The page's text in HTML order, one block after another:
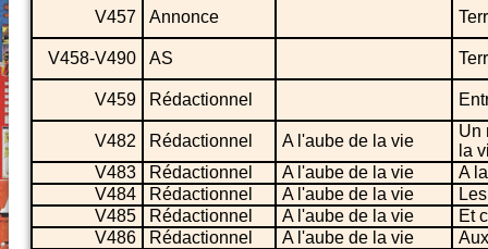
V457
Annonce
V458-V490 AS
V459 Rédactionnel
V482 Rédactionnel A l'aube de la vie
Un
la
V483
Rédactionnel A l'aube de la vie
A
V484
Rédactionnel A l'aube de la vie
V485
Rédactionnel A l'aube de la vie
Et
V486
Rédactionnel A l'aube de la vie